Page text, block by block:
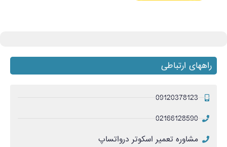
راههای ارتباطی
09120378123
02166128590
مشاوره تعمیر اسکوتر درواتساپ